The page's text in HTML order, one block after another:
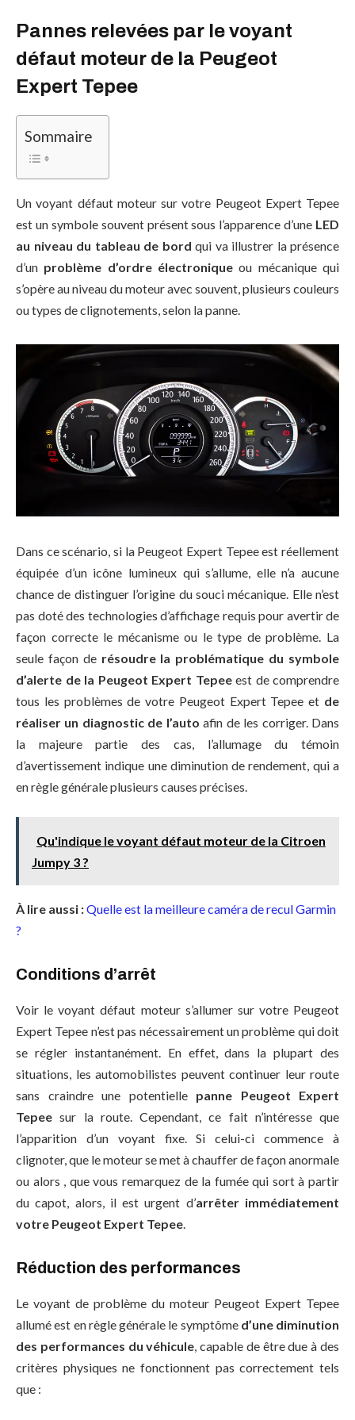
Pannes relevées par le voyant
défaut moteur de la Peugeot
Expert Tepee
Sommaire
Un voyant défaut moteur sur votre Peugeot Expert Tepee
est un symbole souvent présent sous l’apparence d’une LED
au niveau du tableau de bord qui va illustrer la présence
d’un problème d’ordre électronique ou mécanique qui
s’opère au niveau du moteur avec souvent, plusieurs couleurs
ou types de clignotements, selon la panne.
Dans ce scénario, si la Peugeot Expert Tepee est réellement
équipée d’un icône lumineux qui s’allume, elle n’a aucune
chance de distinguer l’origine du souci mécanique. Elle n’est
pas doté des technologies d’affichage requis pour avertir de
façon correcte le mécanisme ou le type de problème. La
seule façon derésoudre la problématique du symbole
d’alerte de la Peugeot Expert Tepeeest de comprendre
tous les problèmes de votre Peugeot Expert Tepee et de
réaliser un diagnostic de l’auto afin de les corriger. Dans
la majeure partie des cas, l’allumage du témoin
d’avertissement indique une diminution de rendement, qui a
en règle générale plusieurs causes précises.
Qu'indique le voyant défaut moteur de la Citroen
Jumpy 3 ?
À lire aussi :Quelle est la meilleure caméra de recul Garmin
?
Conditions d’arrêt
Voir le voyant défaut moteur s’allumer sur votre Peugeot
Expert Tepee n’est pas nécessairement un problème qui doit
se régler instantanément. En effet, dans la plupart des
situations, les automobilistes peuvent continuer leur route
sans craindre une potentielle panne Peugeot Expert
Tepee sur la route. Cependant, ce fait n’intéresse que
l’apparition d’un voyant fixe. Si celui-ci commence à
clignoter, que le moteur se met à chauffer de façon anormale
ou alors , que vous remarquez de la fumée qui sort à partir
du capot, alors, il est urgent d’arrêter immédiatement
votre Peugeot Expert Tepee
Réduction des performances
Le voyant de problème du moteur Peugeot Expert Tepee
allumé est en règle générale le symptôme d’une diminution
des performances du véhicule , capable de être due à des
critères physiques ne fonctionnent pas correctement tels
que :